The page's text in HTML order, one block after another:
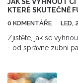
JAK SE VYHNOUT
KTERÉ SKUTEČNĚ
0 KOMENTÁŘE LED,
Zjistěte, jak se
- od správné zubní